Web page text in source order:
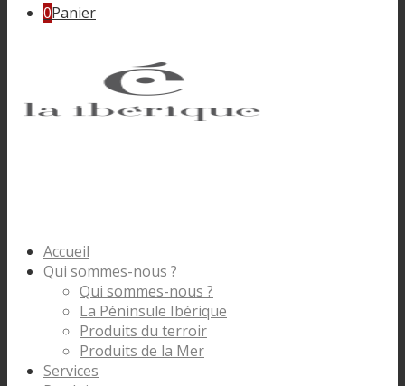
0Panier
Accueil
Qui sommes-nous ?
Qui sommes-nous ?
La Péninsule Ibérique
Produits du terroir
Produits de la Mer
Services